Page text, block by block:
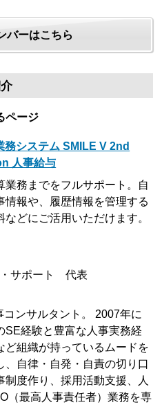
バーはこちら
ページ
務システム SMILE V 2nd
人事給与
業務までをフルサポート。自
報や、履歴情報を管理する
どにご活用いただけます。
サポート 代表
ンサルタント。 2007年に
SE経験と豊富な人事実務経
ど組織が持っているムードを
自律・自発・自責の切り口
度作り、採用活動支援、人
（最高人事責任者）業務を専